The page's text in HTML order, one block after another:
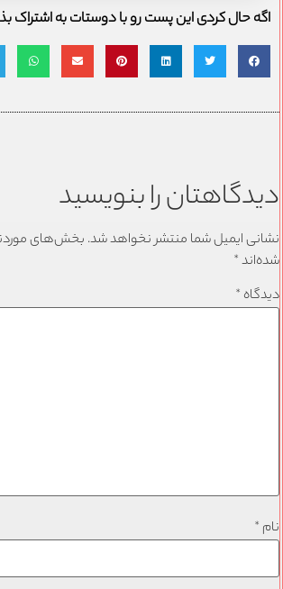
اگه حال کردی این پست رو با دوستات به اشتراک
دیدگاهتان را بنویسید
نشانی ایمیل شما منتشر نخواهد شد. بخش‌های
شده‌اند*
دیدگاه *
نام *